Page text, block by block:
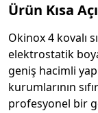
Ürün Kısa
Okinox 4 kovalı
elektrostatik
geniş hacimli
kurumlarının
profesyonel bir